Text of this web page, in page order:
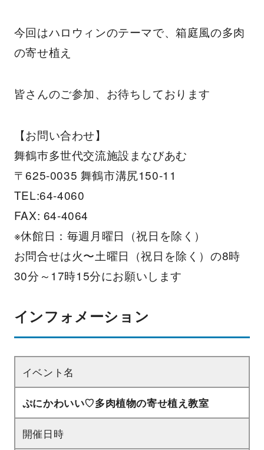
今回はハロウィンのテーマで、箱庭風の多肉
の寄せ植え
皆さんのご参加、お待ちしております
【お問い合わせ】
舞鶴巿多世代交流施設まなびあむ
〒625-0035 舞鶴市溝尻150-11
TEL:64-4060
FAX: 64-4064
※休館日：毎週月曜日（祝日を除く）
お問合せは火〜土曜日（祝日を除く）の8時
30分～17時15分にお願いします
インフォメーション
イベント名
ぷにかわいい♡多肉植物の寄せ植え教室
開催日時